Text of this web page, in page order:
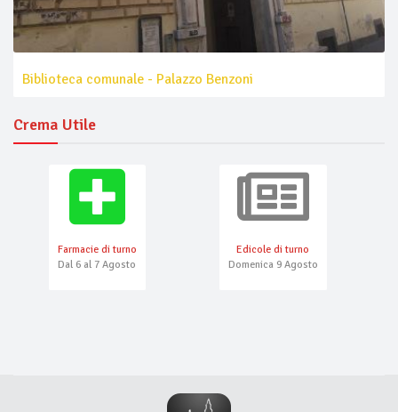
Biblioteca comunale - Palazzo Benzoni
Crema Utile
Farmacie di turno
Dal 6 al 7 Agosto
Edicole di turno
Domenica 9 Agosto